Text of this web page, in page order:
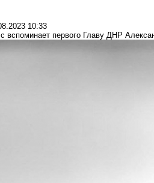
10:33
вспоминает первого Главу ДНР